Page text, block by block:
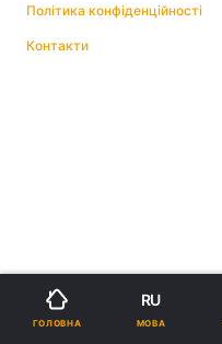
Політика конфіденційності
Контакти
ГОЛОВНА
RU
МОВА